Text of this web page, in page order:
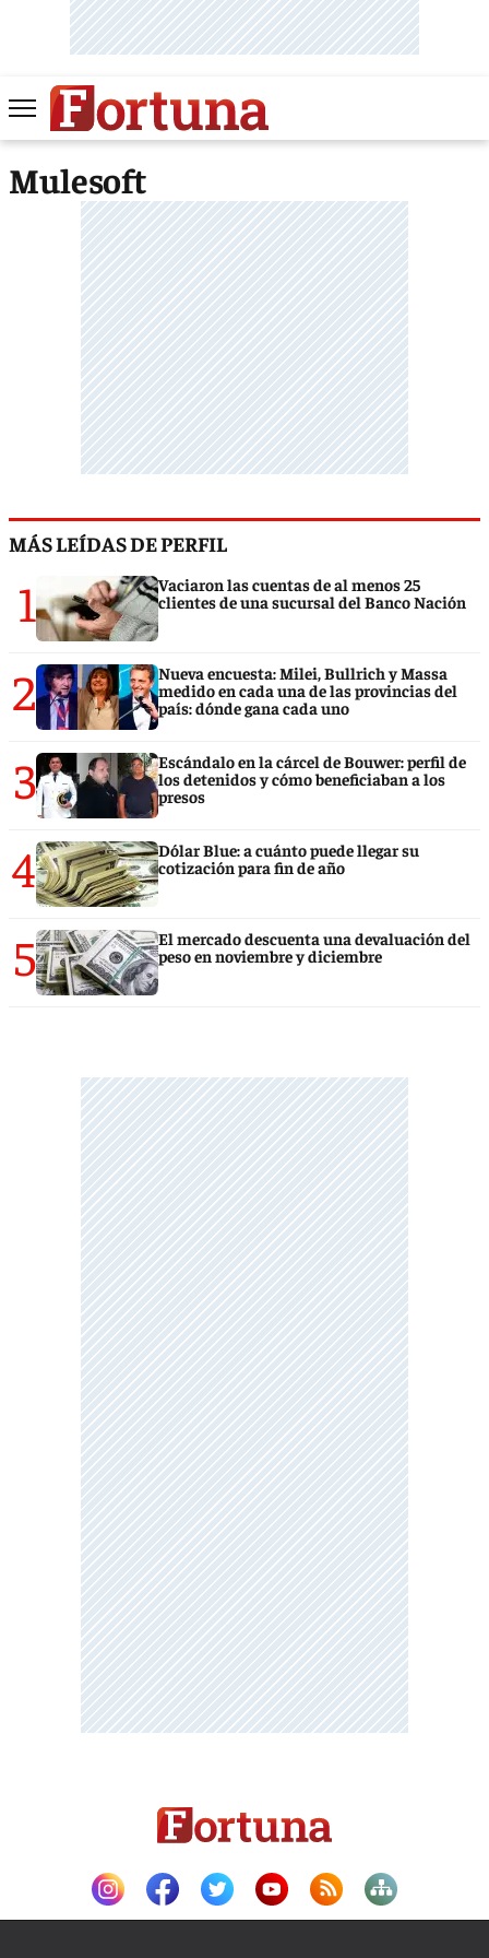
Mulesoft
MÁS LEÍDAS DE PERFIL
1
Vaciaron las cuentas de al menos 25
clientes de una sucursal del Banco Nación
2
Nueva encuesta: Milei, Bullrich y Massa
medido en cada una de las provincias del
país: dónde gana cada uno
3
Escándalo en la cárcel de Bouwer: perfil de
los detenidos y cómo beneficiaban a los
presos
4
Dólar Blue: a cuánto puede llegar su
cotización para fin de año
5
El mercado descuenta una devaluación del
peso en noviembre y diciembre